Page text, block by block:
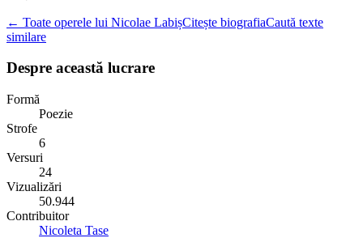
← Toate operele lui Nicolae LabișCitește biografiaCaută texte
similare
Despre această lucrare
Formă
Poezie
Strofe
6
Versuri
24
Vizualizări
50.944
Contribuitor
Nicoleta Tase